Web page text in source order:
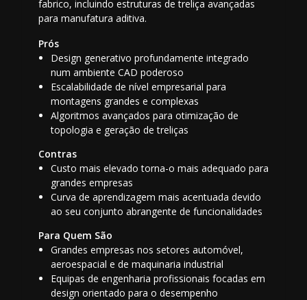
fabrico, incluindo estruturas de treliça avançadas
para manufatura aditiva.
Prós
Design generativo profundamente integrado
num ambiente CAD poderoso
Escalabilidade de nível empresarial para
montagens grandes e complexas
Algoritmos avançados para otimização de
topologia e geração de treliças
Contras
Custo mais elevado torna-o mais adequado para
grandes empresas
Curva de aprendizagem mais acentuada devido
ao seu conjunto abrangente de funcionalidades
Para Quem São
Grandes empresas nos setores automóvel,
aeroespacial e de maquinaria industrial
Equipas de engenharia profissionais focadas em
design orientado para o desempenho